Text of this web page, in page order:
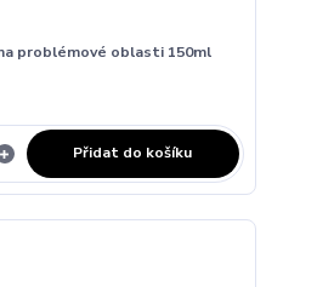
problémové oblasti 150ml
Přidat do košíku